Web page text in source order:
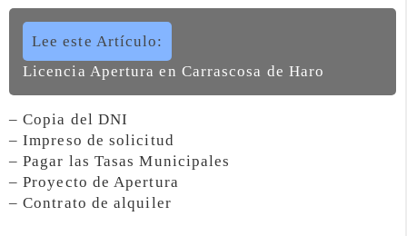
Lee este Artículo:
Licencia Apertura en Carrascosa de Haro
– Copia del DNI
– Impreso de solicitud
– Pagar las Tasas Municipales
– Proyecto de Apertura
– Contrato de alquiler